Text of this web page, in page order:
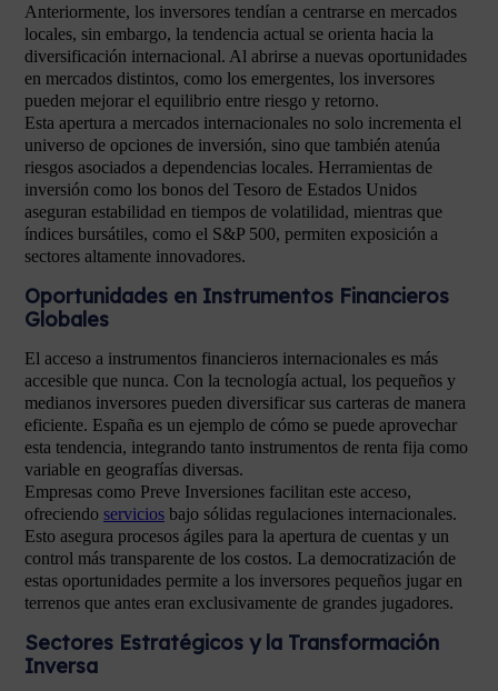
Anteriormente, los inversores tendían a centrarse en mercados
locales, sin embargo, la tendencia actual se orienta hacia la
diversificación internacional. Al abrirse a nuevas oportunidades
en mercados distintos, como los emergentes, los inversores
pueden mejorar el equilibrio entre riesgo y retorno.
Esta apertura a mercados internacionales no solo incrementa el
universo de opciones de inversión, sino que también atenúa
riesgos asociados a dependencias locales. Herramientas de
inversión como los bonos del Tesoro de Estados Unidos
aseguran estabilidad en tiempos de volatilidad, mientras que
índices bursátiles, como el S&P 500, permiten exposición a
sectores altamente innovadores.
Oportunidades en Instrumentos Financieros
Globales
El acceso a instrumentos financieros internacionales es más
accesible que nunca. Con la tecnología actual, los pequeños y
medianos inversores pueden diversificar sus carteras de manera
eficiente. España es un ejemplo de cómo se puede aprovechar
esta tendencia, integrando tanto instrumentos de renta fija como
variable en geografías diversas.
Empresas como Preve Inversiones facilitan este acceso,
ofreciendo servicios bajo sólidas regulaciones internacionales.
Esto asegura procesos ágiles para la apertura de cuentas y un
control más transparente de los costos. La democratización de
estas oportunidades permite a los inversores pequeños jugar en
terrenos que antes eran exclusivamente de grandes jugadores.
Sectores Estratégicos y la Transformación
Inversa